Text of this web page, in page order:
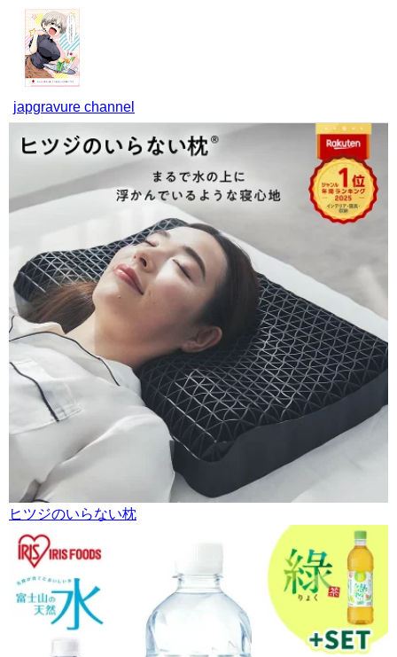
japgravure channel
ヒツジのいらない枕